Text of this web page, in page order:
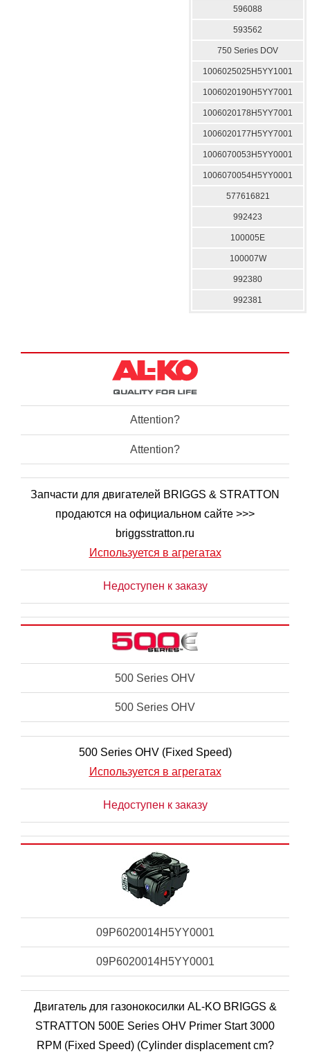
596088
593562
750 Series DOV
1006025025H5YY1001
1006020190H5YY7001
1006020178H5YY7001
1006020177H5YY7001
1006070053H5YY0001
1006070054H5YY0001
577616821
992423
100005E
100007W
992380
992381
Attention?
Attention?
Запчасти для двигателей BRIGGS & STRATTON
продаются на официальном сайте >>>
briggsstratton.ru
Используется в агрегатах
Недоступен к заказу
500 Series OHV
500 Series OHV
500 Series OHV (Fixed Speed)
Используется в агрегатах
Недоступен к заказу
09P6020014H5YY0001
09P6020014H5YY0001
Двигатель для газонокосилки AL-KO BRIGGS &
STRATTON 500E Series OHV Primer Start 3000
RPM (Fixed Speed) (Cylinder displacement cm?